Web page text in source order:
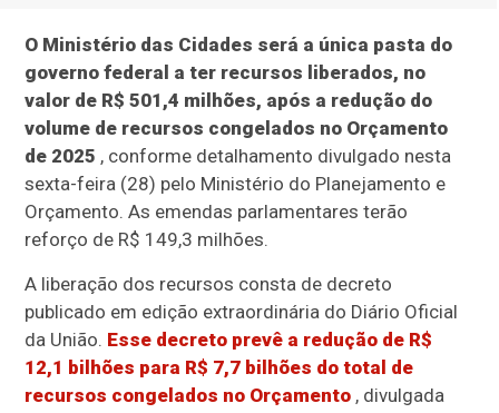
O Ministério das Cidades será a única pasta do
governo federal a ter recursos liberados, no
valor de R$ 501,4 milhões, após a redução do
volume de recursos congelados no Orçamento
de 2025 , conforme detalhamento divulgado nesta
sexta-feira (28) pelo Ministério do Planejamento e
Orçamento. As emendas parlamentares terão
reforço de R$ 149,3 milhões.
A liberação dos recursos consta de decreto
publicado em edição extraordinária do Diário Oficial
da União. Esse decreto prevê a redução de R$
12,1 bilhões para R$ 7,7 bilhões do total de
recursos congelados no Orçamento , divulgada